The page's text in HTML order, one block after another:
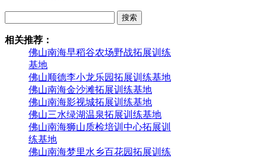
搜索
相关推荐：
佛山南海早稻谷农场野战拓展训练
基地
佛山顺德李小龙乐园拓展训练基地
佛山南海金沙滩拓展训练基地
佛山南海影视城拓展训练基地
佛山三水绿湖温泉拓展训练基地
佛山南海狮山质检培训中心拓展训
练基地
佛山南海梦里水乡百花园拓展训练